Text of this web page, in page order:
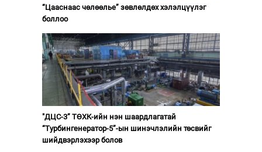
“Цааснаас чөлөөлье” зөвлөлдөх хэлэлцүүлэг
боллоо
"ДЦС-3” ТӨХК-ийн нэн шаардлагатай
“Турбингенератор-5”-ын шинэчлэлийн төсвийг
шийдвэрлэхээр болов